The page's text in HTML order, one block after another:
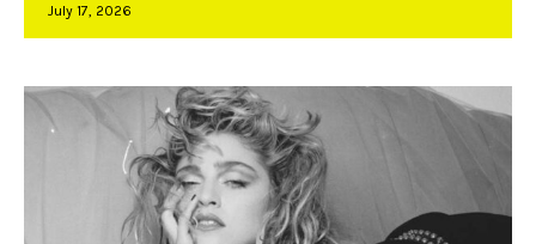
July 17, 2026